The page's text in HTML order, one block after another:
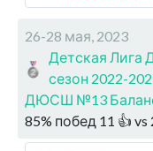
26-28 мая, 2023
Детская Лига
сезон 2022-
ДЮСШ №13
85% побед 11 👍 vs